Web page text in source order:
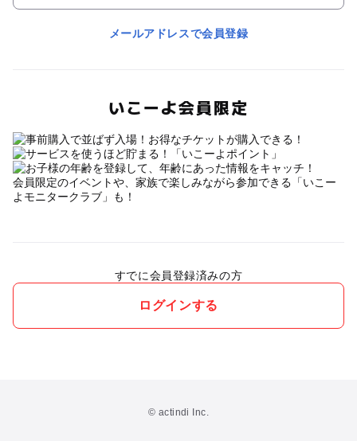
メールアドレスで会員登録
いこーよ会員限定
会員限定のイベントや、家族で楽しみながら参加できる「いこー
よモニタークラブ」も！
すでに会員登録済みの方
ログインする
© actindi Inc.